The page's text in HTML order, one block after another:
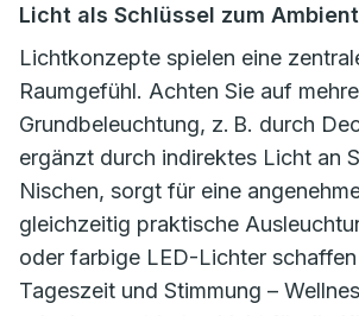
Licht als Schlüssel zum
Lichtkonzepte spielen eine
Raumgefühl. Achten Sie auf
Grundbeleuchtung, z. B. durch
ergänzt durch indirektes Licht an
Nischen, sorgt für eine
gleichzeitig praktische
oder farbige LED-Lichter schaffen
Tageszeit und Stimmung –